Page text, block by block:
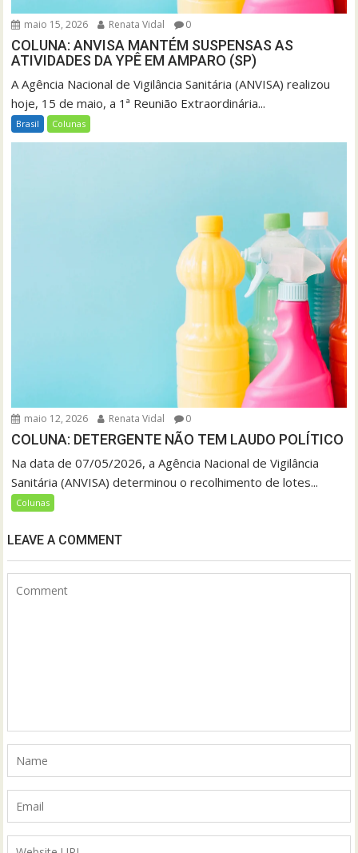
maio 15, 2026 Renata Vidal 0
COLUNA: ANVISA MANTÉM SUSPENSAS AS
ATIVIDADES DA YPÊ EM AMPARO (SP)
A Agência Nacional de Vigilância Sanitária (ANVISA) realizou
hoje, 15 de maio, a 1ª Reunião Extraordinária...
Brasil Colunas
maio 12, 2026 Renata Vidal 0
COLUNA: DETERGENTE NÃO TEM LAUDO POLÍTICO
Na data de 07/05/2026, a Agência Nacional de Vigilância
Sanitária (ANVISA) determinou o recolhimento de lotes...
Colunas
LEAVE A COMMENT